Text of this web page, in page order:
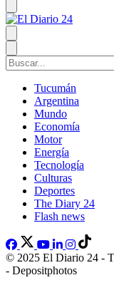
Tucumán
Argentina
Mundo
Economía
Motor
Energía
Tecnología
Culturas
Deportes
The Diary 24
Flash news
© 2025 El Diario 24 -
- Depositphotos